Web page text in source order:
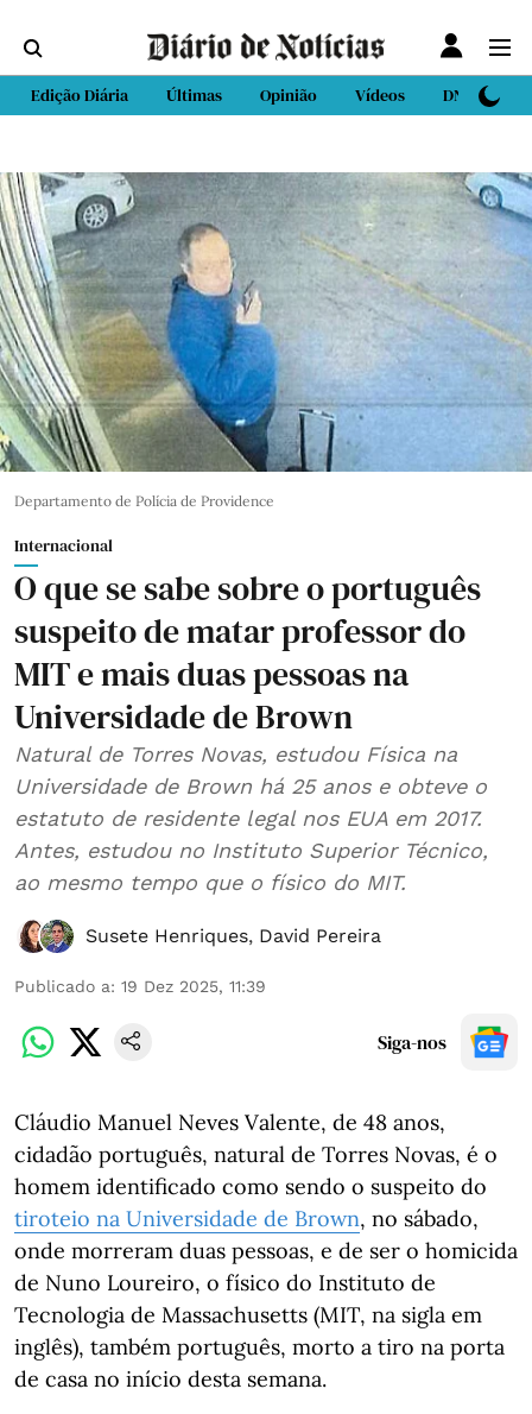
Edição Diária Últimas Opinião Vídeos DN Sport
Departamento de Polícia de Providence
Internacional
O que se sabe sobre o português
suspeito de matar professor do
MIT e mais duas pessoas na
Universidade de Brown
Natural de Torres Novas, estudou Física na
Universidade de Brown há 25 anos e obteve o
estatuto de residente legal nos EUA em 2017.
Antes, estudou no Instituto Superior Técnico,
ao mesmo tempo que o físico do MIT.
Susete Henriques, David Pereira
Publicado a: 19 Dez 2025, 11:39
Siga-nos
Cláudio Manuel Neves Valente, de 48 anos,
cidadão português, natural de Torres Novas, é o
homem identificado como sendo o suspeito do
tiroteio na Universidade de Brown, no sábado,
onde morreram duas pessoas, e de ser o homicida
de Nuno Loureiro, o físico do Instituto de
Tecnologia de Massachusetts (MIT, na sigla em
inglês), também português, morto a tiro na porta
de casa no início desta semana.